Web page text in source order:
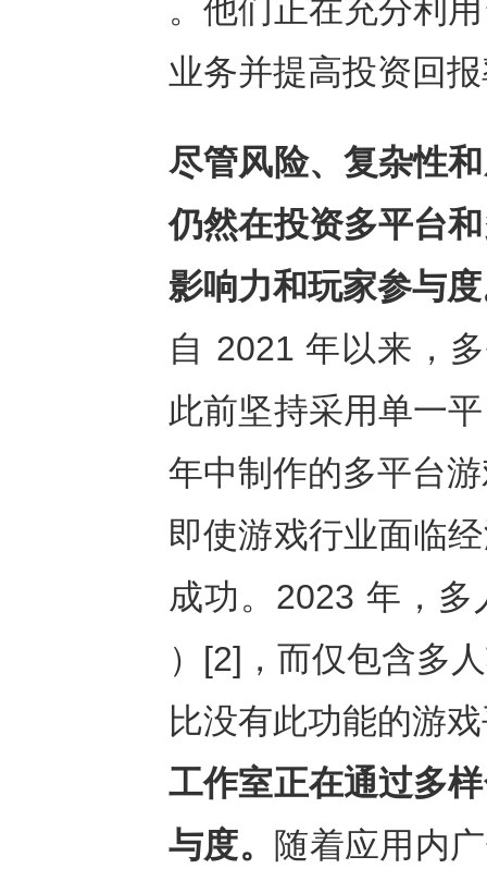
。他们正在充分利
业务并提高投资回
尽管风险、复杂性
仍然在投资多平台
影响力和玩家参与
自 2021 年以来，
此前坚持采用单一
年中制作的多平台
即使游戏行业面临
成功。2023 年，
）[2]，而仅包含多
比没有此功能的游
工作室正在通过多
与度。 随着应用内